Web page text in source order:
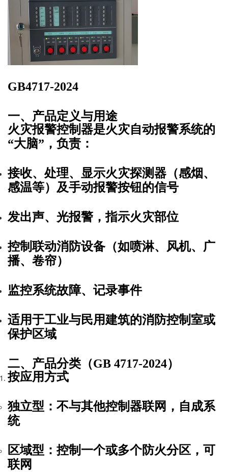
GB4717-2024
一、产品定义与用途
火灾报警控制器是火灾自动报警系统的
“大脑”，负责：
接收、处理、显示火灾探测器（感烟、
感温等）及手动报警按钮的信号
发出声、光报警，指示火灾部位
控制联动消防设备（如喷淋、风机、广
播、卷帘）
监控系统故障、记录事件
适用于工业与民用建筑的消防控制室或
保护区域
二、产品分类（GB 4717-2024）
按应用方式
独立型 ：不与其他控制器联网，自成系
统
区域型 ：控制一个或多个防火分区，可
联网